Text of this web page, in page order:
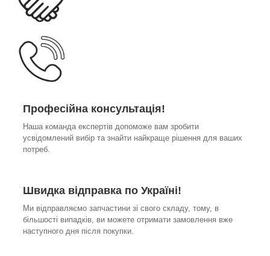
Професійна консультація!
Наша команда експертів допоможе вам зробити
усвідомлений вибір та знайти найкраще рішення для ваших
потреб.
Швидка відправка по Україні!
Ми відправляємо запчастини зі свого складу, тому, в
більшості випадків, ви можете отримати замовлення вже
наступного дня після покупки.